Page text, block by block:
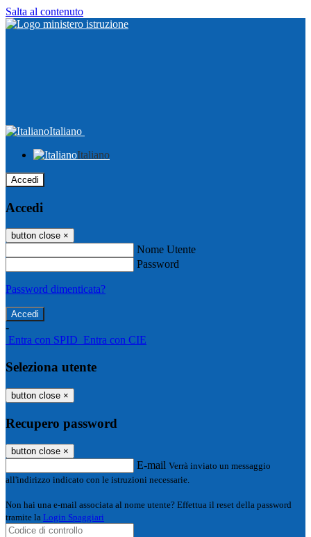
Salta al contenuto
Italiano
Italiano
Accedi
Accedi
button close ×
Nome Utente
Password
Password dimenticata?
-
Entra con SPID Entra con CIE
Seleziona utente
button close ×
Recupero password
button close ×
E-mail Verrà inviato un messaggio
all'indirizzo indicato con le istruzioni necessarie.
Non hai una e-mail associata al nome utente? Effettua il reset della password
tramite la Login Spaggiari